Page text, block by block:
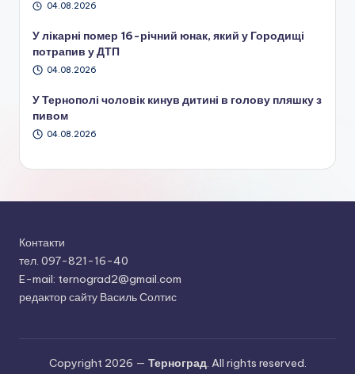
04.08.2026
У лікарні помер 16-річний юнак, який у Городищі
потрапив у ДТП
04.08.2026
У Тернополі чоловік кинув дитині в голову пляшку з
пивом
04.08.2026
Контакти
тел. 097-821-16-40
E-mail: ternograd2@gmail.com
редактор сайту Василь Солтис
Copyright 2026 — Терноград. All rights reserved.